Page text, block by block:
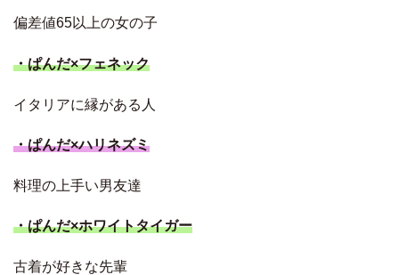
偏差値65以上の女の子
・ぱんだ×フェネック
イタリアに縁がある人
・ぱんだ×ハリネズミ
料理の上手い男友達
・ぱんだ×ホワイトタイガー
古着が好きな先輩